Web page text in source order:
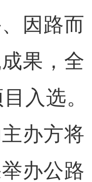
因路而
果，全
入选。
办方将
办公路